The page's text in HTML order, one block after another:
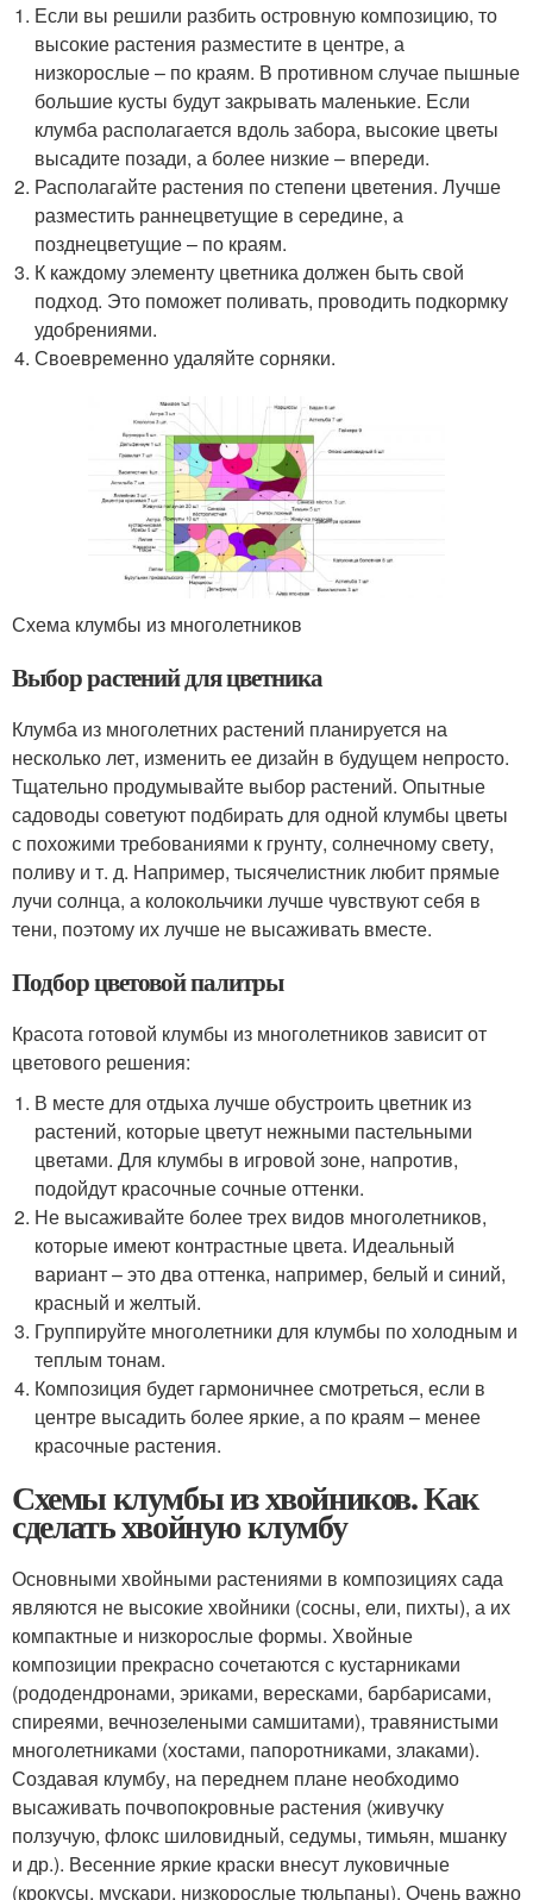
Если вы решили разбить островную композицию, то
высокие растения разместите в центре, а
низкорослые – по краям. В противном случае пышные
большие кусты будут закрывать маленькие. Если
клумба располагается вдоль забора, высокие цветы
высадите позади, а более низкие – впереди.
Располагайте растения по степени цветения. Лучше
разместить раннецветущие в середине, а
позднецветущие – по краям.
К каждому элементу цветника должен быть свой
подход. Это поможет поливать, проводить подкормку
удобрениями.
Своевременно удаляйте сорняки.
Схема клумбы из многолетников
Выбор растений для цветника
Клумба из многолетних растений планируется на
несколько лет, изменить ее дизайн в будущем непросто.
Тщательно продумывайте выбор растений. Опытные
садоводы советуют подбирать для одной клумбы цветы
с похожими требованиями к грунту, солнечному свету,
поливу и т. д. Например, тысячелистник любит прямые
лучи солнца, а колокольчики лучше чувствуют себя в
тени, поэтому их лучше не высаживать вместе.
Подбор цветовой палитры
Красота готовой клумбы из многолетников зависит от
цветового решения:
В месте для отдыха лучше обустроить цветник из
растений, которые цветут нежными пастельными
цветами. Для клумбы в игровой зоне, напротив,
подойдут красочные сочные оттенки.
Не высаживайте более трех видов многолетников,
которые имеют контрастные цвета. Идеальный
вариант – это два оттенка, например, белый и синий,
красный и желтый.
Группируйте многолетники для клумбы по холодным и
теплым тонам.
Композиция будет гармоничнее смотреться, если в
центре высадить более яркие, а по краям – менее
красочные растения.
Схемы клумбы из хвойников. Как
сделать хвойную клумбу
Основными хвойными растениями в композициях сада
являются не высокие хвойники (сосны, ели, пихты), а их
компактные и низкорослые формы. Хвойные
композиции прекрасно сочетаются с кустарниками
(рододендронами, эриками, вересками, барбарисами,
спиреями, вечнозелеными самшитами), травянистыми
многолетниками (хостами, папоротниками, злаками).
Создавая клумбу, на переднем плане необходимо
высаживать почвопокровные растения (живучку
ползучую, флокс шиловидный, седумы, тимьян, мшанку
и др.). Весенние яркие краски внесут луковичные
(крокусы, мускари, низкорослые тюльпаны). Очень важно